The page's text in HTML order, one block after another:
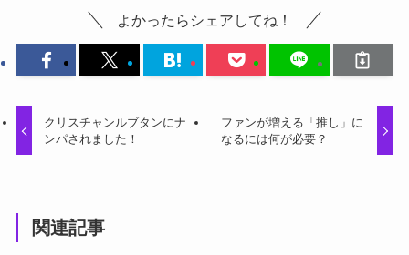
よかったらシェアしてね！
クリスチャンルブタンにナ
ンパされました！
ファンが増える「推し」に
なるには何が必要？
関連記事